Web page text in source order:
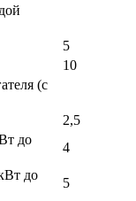
5
10
(с
2,5
до
4
до
5